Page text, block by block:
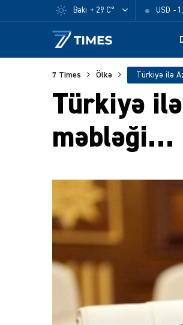
Bakı + 29 C° USD -
7 Times Ölkə
Türkiyə ilə
məbləği…